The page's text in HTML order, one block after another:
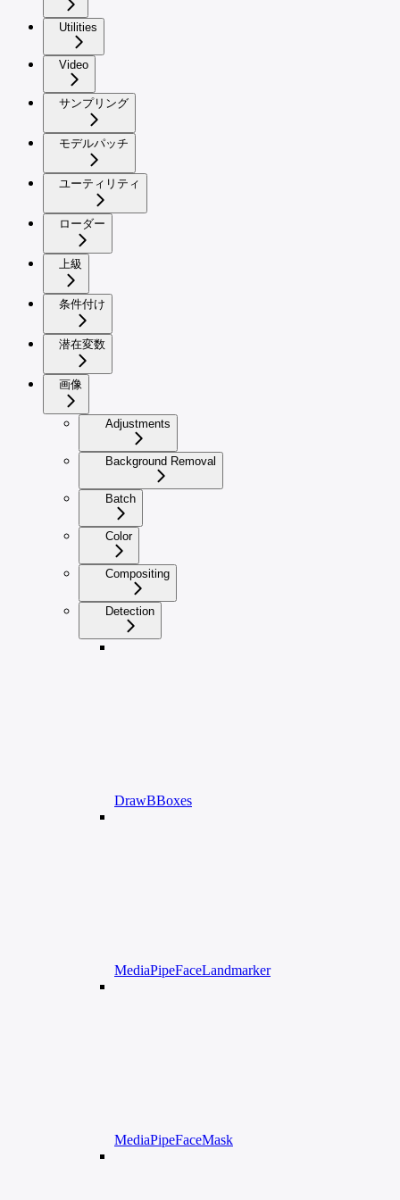
Utilities
Video
サンプリング
モデルパッチ
ユーティリティ
ローダー
上級
条件付け
潜在変数
画像
Adjustments
Background Removal
Batch
Color
Compositing
Detection
DrawBBoxes
MediaPipeFaceLandmarker
MediaPipeFaceMask